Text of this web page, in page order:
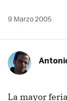
9 Marzo 2005
La mayor